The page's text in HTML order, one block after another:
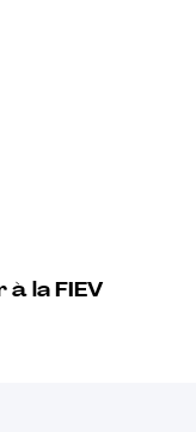
la FIEV